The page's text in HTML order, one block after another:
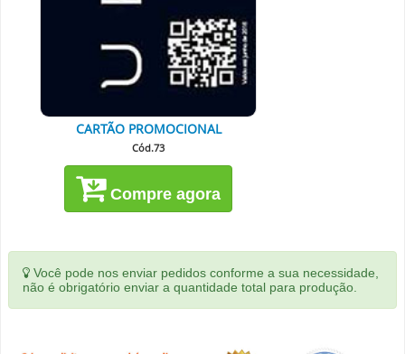
CARTÃO PROMOCIONAL
Cód.73
Compre agora
Você pode nos enviar pedidos conforme a sua necessidade,
não é obrigatório enviar a quantidade total para produção.